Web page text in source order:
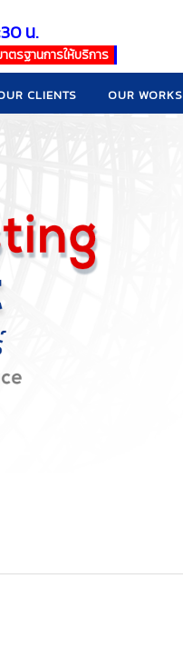
น.
ตรฐานการให้บริการ
CLIENTS OUR WORKS